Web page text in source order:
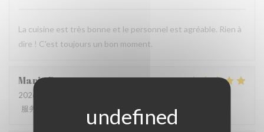
La cuisine est très bonne et le personnel est agréable. Rien à
dire ! C'est toujours un bon moment.
MarieB
2026-07-21
服务
5/5 质价比